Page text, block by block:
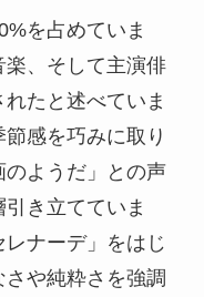
を占めていま
、そして主演俳
たと述べていま
感を巧みに取り
のようだ」との声
き立てていま
ナーデ」をはじ
や純粋さを強調